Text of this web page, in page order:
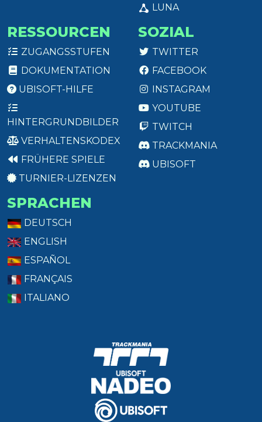
LUNA
RESSOURCEN
ZUGANGSSTUFEN
DOKUMENTATION
UBISOFT-HILFE
HINTERGRUNDBILDER
VERHALTENSKODEX
FRÜHERE SPIELE
TURNIER-LIZENZEN
SOZIAL
TWITTER
FACEBOOK
INSTAGRAM
YOUTUBE
TWITCH
TRACKMANIA
UBISOFT
SPRACHEN
DEUTSCH
ENGLISH
ESPAÑOL
FRANÇAIS
ITALIANO